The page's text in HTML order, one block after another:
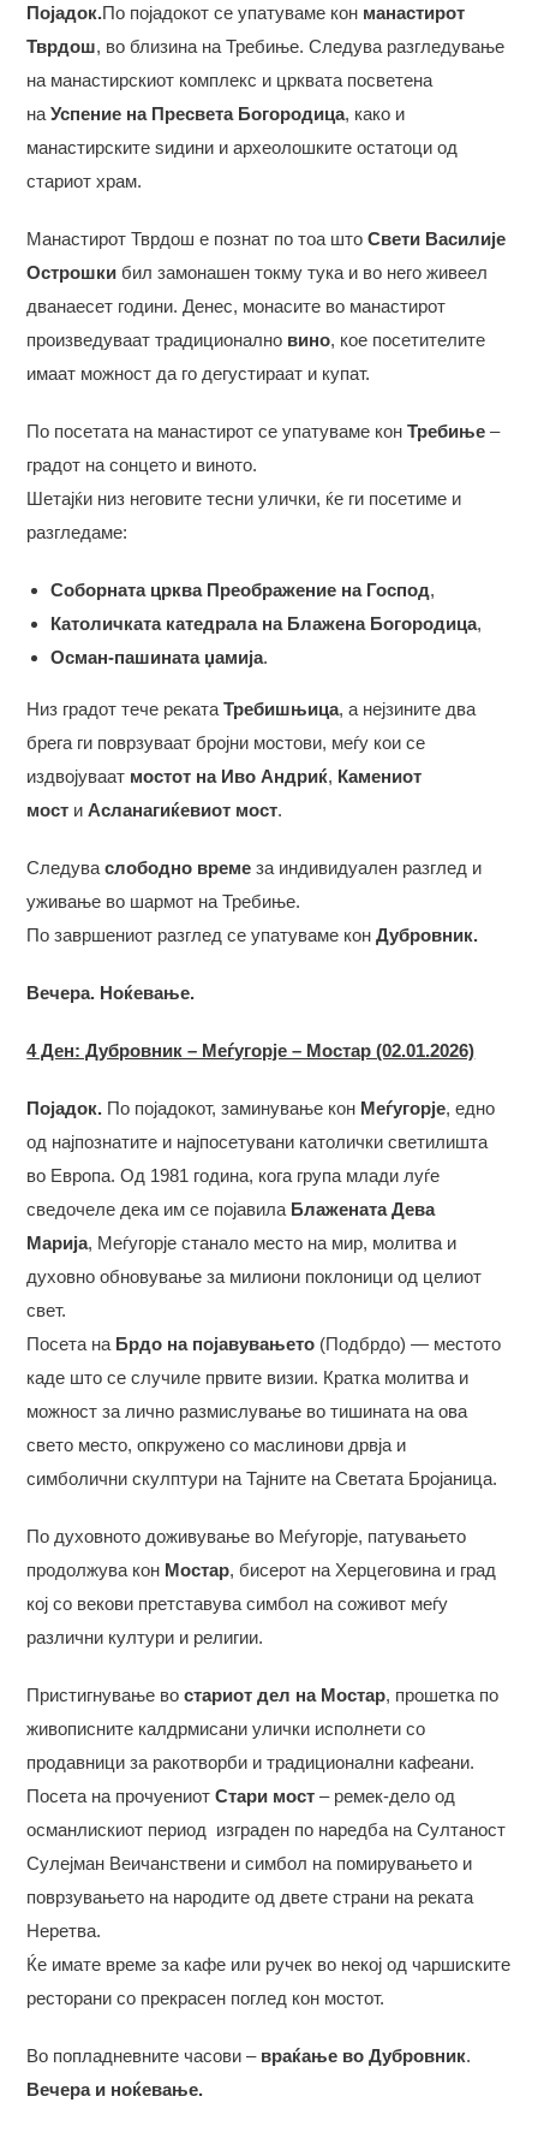
Појадок.По појадокот се упатуваме кон манастирот
Тврдош, во близина на Требиње. Следува разгледување
на манастирскиот комплекс и црквата посветена
наУспение на Пресвета Богородица, како и
манастирските ѕидини и археолошките остатоци од
стариот храм.
Манастирот Тврдош е познат по тоа штоСвети Василије
Острошки бил замонашен токму тука и во него живеел
дванаесет години. Денес, монасите во манастирот
произведуваат традиционално вино, кое посетителите
имаат можност да го дегустираат и купат.
По посетата на манастирот се упатуваме конТребиње –
градот на сонцето и виното.
Шетајќи низ неговите тесни улички, ќе ги посетиме и
разгледаме:
Соборната црква Преображение на Господ,
Католичката катедрала на Блажена Богородица,
Осман-пашината џамија.
Низ градот тече рекатаТребишњица, а нејзините два
брега ги поврзуваат бројни мостови, меѓу кои се
издвојуваат мостот на Иво Андриќ, Камениот
мост иАсланагиќевиот мост.
Следуваслободно време за индивидуален разглед и
уживање во шармот на Требиње.
По завршениот разглед се упатуваме конДубровник.
Вечера. Ноќевање.
4 Ден: Дубровник – Меѓугорје – Мостар (02.01.2026)
Појадок. По појадокот, заминување кон Меѓугорје, едно
од најпознатите и најпосетувани католички светилишта
во Европа. Од 1981 година, кога група млади луѓе
сведочеле дека им се појавила Блажената Дева
Марија, Меѓугорје станало место на мир, молитва и
духовно обновување за милиони поклоници од целиот
свет.
Посета на Брдо на појавувањето (Подбрдо) — местото
каде што се случиле првите визии. Кратка молитва и
можност за лично размислување во тишината на ова
свето место, опкружено со маслинови дрвја и
симболични скулптури на Тајните на Светата Бројаница.
По духовното доживување во Меѓугорје, патувањето
продолжува кон Мостар, бисерот на Херцеговина и град
кој со векови претставува симбол на соживот меѓу
различни култури и религии.
Пристигнување востариот дел на Мостар, прошетка по
живописните калдрмисани улички исполнети со
продавници за ракотворби и традиционални кафеани.
Посета на прочуениотСтари мост – ремек-дело од
османлискиот период изграден по наредба на Султаност
Сулејман Веичанствени и симбол на помирувањето и
поврзувањето на народите од двете страни на реката
Неретва.
Ќе имате време за кафе или ручек во некој од чаршиските
ресторани со прекрасен поглед кон мостот.
Во попладневните часови – враќање во Дубровник.
Вечера и ноќевање.